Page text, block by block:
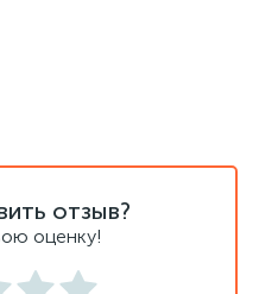
отзыв?
оценку!